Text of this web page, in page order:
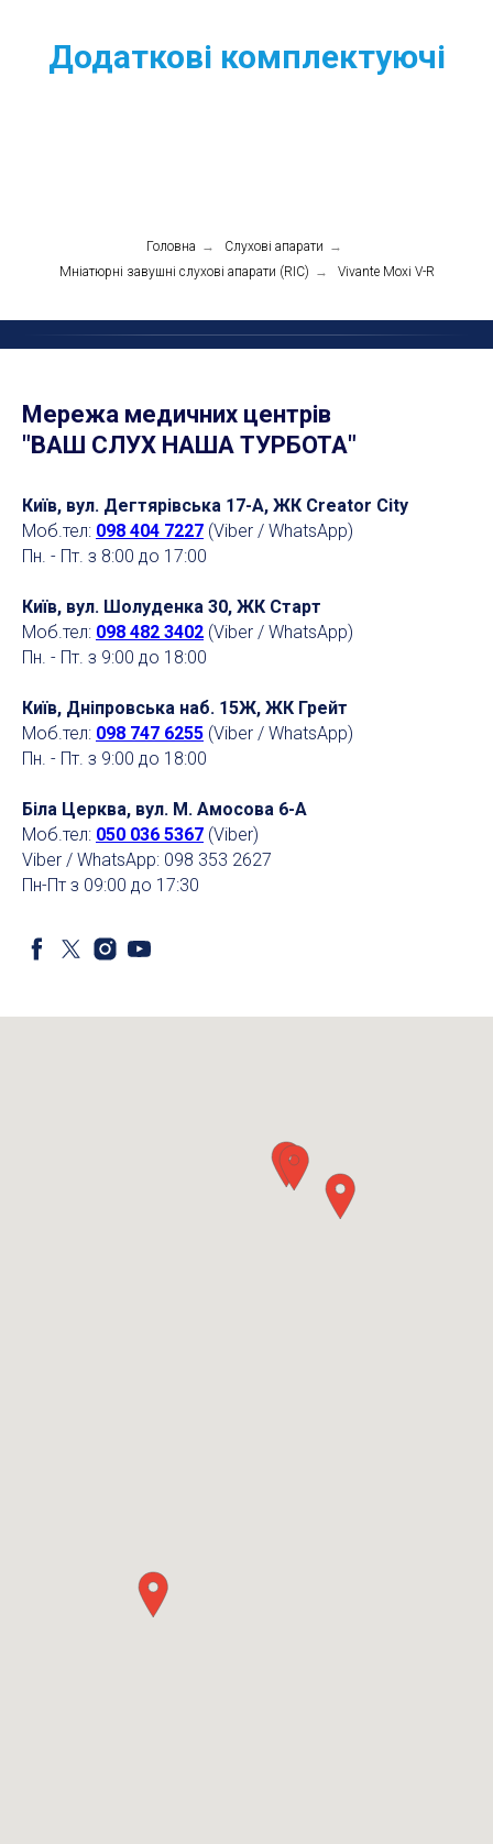
Додаткові комплектуючі
Головна → Слухові апарати →
Мніатюрні завушні слухові апарати (RIC) → Vivante Moxi V-R
Мережа медичних центрів
"ВАШ СЛУХ НАША ТУРБОТА"
Київ, вул. Дегтярівська 17-А, ЖК Creator City
Моб.тел: 098 404 7227 (Viber / WhatsApp)
Пн. - Пт. з 8:00 до 17:00
Київ, вул. Шолуденка 30, ЖК Старт
Моб.тел: 098 482 3402 (Viber / WhatsApp)
Пн. - Пт. з 9:00 до 18:00
Київ, Дніпровська наб. 15Ж, ЖК Грейт
Моб.тел: 098 747 6255 (Viber / WhatsApp)
Пн. - Пт. з 9:00 до 18:00
Біла Церква, вул. М. Амосова 6-А
Моб.тел: 050 036 5367 (Viber)
Viber / WhatsApp: 098 353 2627
Пн-Пт з 09:00 до 17:30